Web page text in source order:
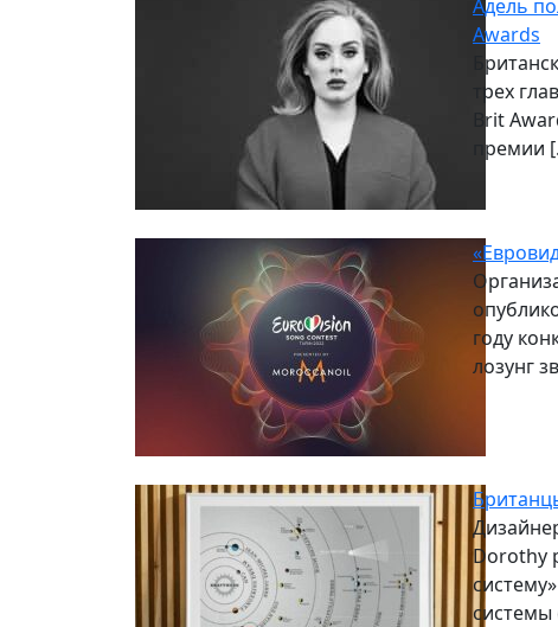
Адель
Awards
трех
Brit
премии
году
лозунг
Dorothy
системы